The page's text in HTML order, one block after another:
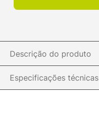
Descrição do produto
Especificações técnicas